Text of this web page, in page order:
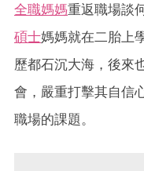
全職媽媽重返職場談
碩士媽媽就在二胎上
歷都石沉大海，後來
會，嚴重打擊其自信
職場的課題。